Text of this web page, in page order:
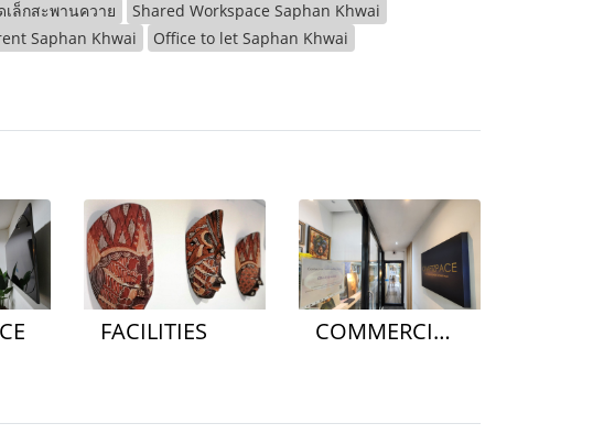
ล็กสะพานควาย
Shared Workspace Saphan Khwai
Saphan Khwai
Office to let Saphan Khwai
FACILITIES COMMERCIAL SHOP